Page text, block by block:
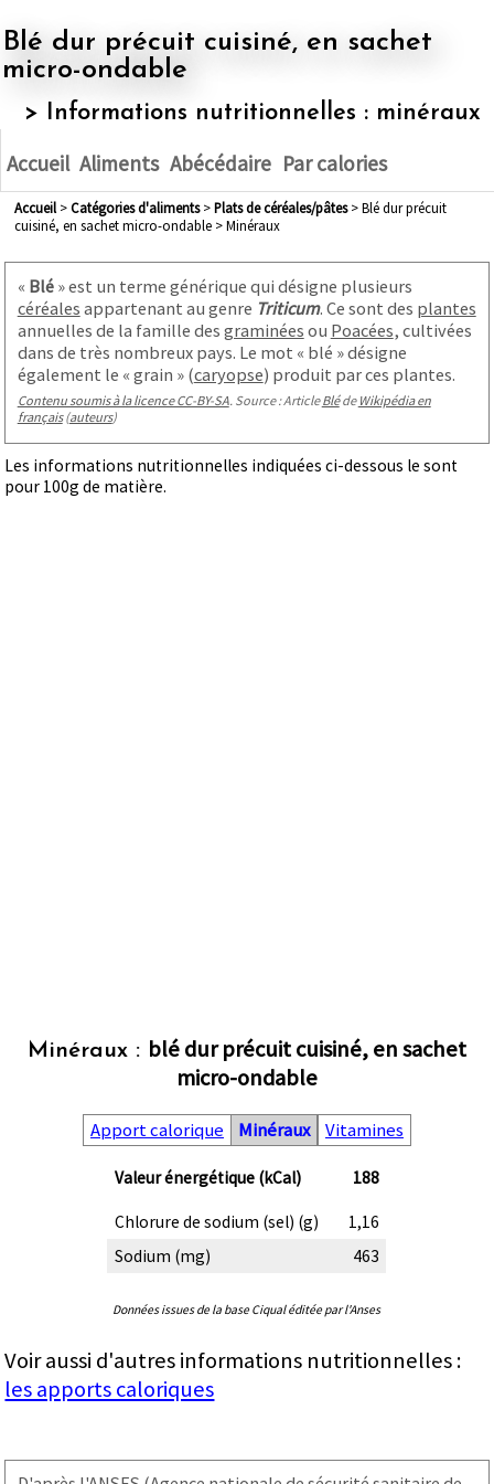
Blé dur précuit cuisiné, en sachet
micro-ondable
> Informations nutritionnelles : minéraux
Accueil Aliments Abécédaire Par calories
Accueil> Catégories d'aliments> plats de céréales/pâtes> Blé dur précuit
cuisiné, en sachet micro-ondable > Minéraux
« Blé» est un terme générique qui désigne plusieurs
céréales appartenant au genre Triticum. Ce sont des plantes
annuelles de la famille des graminées ou Poacées, cultivées
dans de très nombreux pays. Le mot « blé » désigne
également le « grain » (caryopse) produit par ces plantes.
Contenu soumis à la licence CC-BY-SA. Source : ArticleBléde Wikipédia en
français(auteurs)
Les informations nutritionnelles indiquées ci-dessous le sont
pour 100g de matière.
Minéraux : blé dur précuit cuisiné, en sachet
micro-ondable
Apport calorique Minéraux Vitamines
Valeur énergétique (kCal) 188
Chlorure de sodium (sel) (g)
1,16
Sodium (mg)
463
Données issues de la base Ciqual éditée par l'Anses
Voir aussi d'autres informations nutritionnelles :
les apports caloriques